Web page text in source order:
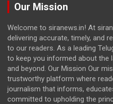
Our Mission
Welcome to siranews.in! At
delivering accurate, timely, and
to our readers. As a leading
to keep you informed about the
and beyond. Our Mission Our
trustworthy platform where
journalism that informs,
committed to upholding the